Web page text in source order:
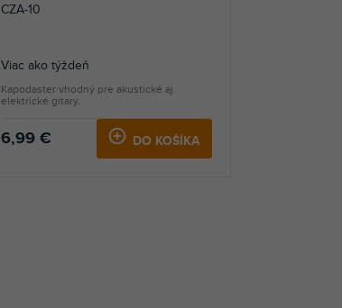
CZA-10
Viac ako týždeň
6,99 € DO KOŠÍKA
Kapodaster vhodný pre akustické aj
elektrické gitary.